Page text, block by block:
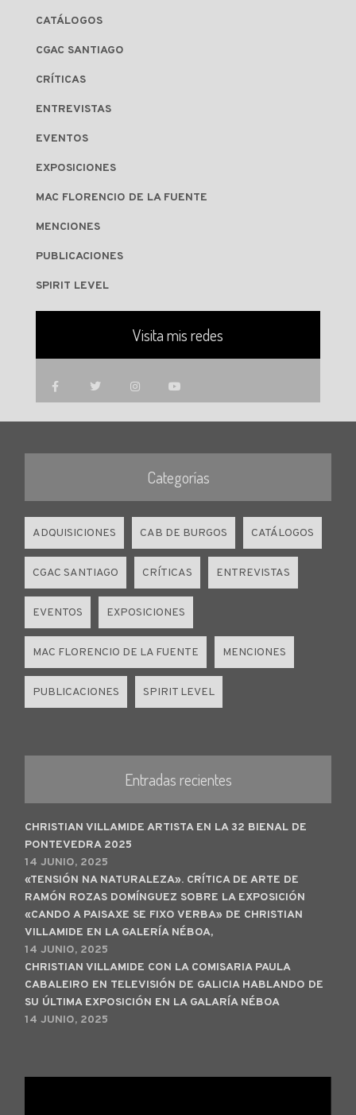
CATÁLOGOS
CGAC SANTIAGO
CRÍTICAS
ENTREVISTAS
EVENTOS
EXPOSICIONES
MAC FLORENCIO DE LA FUENTE
MENCIONES
PUBLICACIONES
SPIRIT LEVEL
Visita mis redes
Categorías
ADQUISICIONES CAB DE BURGOS CATÁLOGOS
CGAC SANTIAGO CRÍTICAS ENTREVISTAS
EVENTOS EXPOSICIONES
MAC FLORENCIO DE LA FUENTE MENCIONES
PUBLICACIONES SPIRIT LEVEL
Entradas recientes
CHRISTIAN VILLAMIDE ARTISTA EN LA 32 BIENAL DE
PONTEVEDRA 2025
14 JUNIO, 2025
«TENSIÓN NA NATURALEZA». CRÍTICA DE ARTE DE
RAMÓN ROZAS DOMÍNGUEZ SOBRE LA EXPOSICIÓN
«CANDO A PAISAXE SE FIXO VERBA» DE CHRISTIAN
VILLAMIDE EN LA GALERÍA NÉBOA,
14 JUNIO, 2025
CHRISTIAN VILLAMIDE CON LA COMISARIA PAULA
CABALEIRO EN TELEVISIÓN DE GALICIA HABLANDO DE
SU ÚLTIMA EXPOSICIÓN EN LA GALARÍA NÉBOA
14 JUNIO, 2025